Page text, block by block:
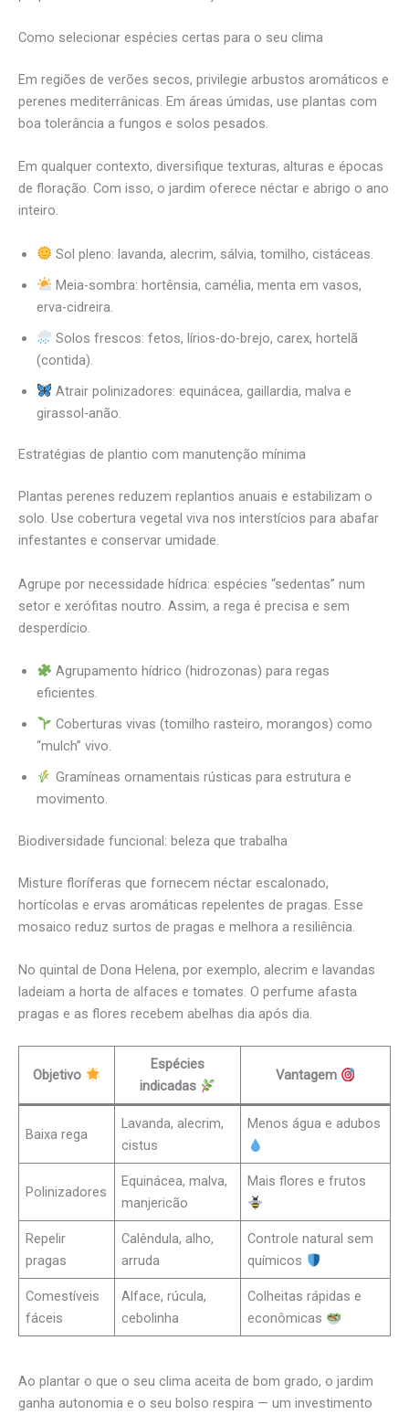
Como selecionar espécies certas para o seu clima
Em regiões de verões secos, privilegie arbustos aromáticos e
perenes mediterrânicas. Em áreas úmidas, use plantas com
boa tolerância a fungos e solos pesados.
Em qualquer contexto, diversifique texturas, alturas e épocas
de floração. Com isso, o jardim oferece néctar e abrigo o ano
inteiro.
Sol pleno: lavanda, alecrim, sálvia, tomilho, cistáceas.
Meia-sombra: hortênsia, camélia, menta em vasos,
erva-cidreira.
Solos frescos: fetos, lírios-do-brejo, carex, hortelã
(contida).
Atrair polinizadores: equinácea, gaillardia, malva e
girassol-anão.
Estratégias de plantio com manutenção mínima
Plantas perenes reduzem replantios anuais e estabilizam o
solo. Use cobertura vegetal viva nos interstícios para abafar
infestantes e conservar umidade.
Agrupe por necessidade hídrica: espécies “sedentas” num
setor e xerófitas noutro. Assim, a rega é precisa e sem
desperdício.
Agrupamento hídrico (hidrozonas) para regas
eficientes.
Coberturas vivas (tomilho rasteiro, morangos) como
“mulch” vivo.
Gramíneas ornamentais rústicas para estrutura e
movimento.
Biodiversidade funcional: beleza que trabalha
Misture floríferas que fornecem néctar escalonado,
hortícolas e ervas aromáticas repelentes de pragas. Esse
mosaico reduz surtos de pragas e melhora a resiliência.
No quintal de Dona Helena, por exemplo, alecrim e lavandas
ladeiam a horta de alfaces e tomates. O perfume afasta
pragas e as flores recebem abelhas dia após dia.
Objetivo
Espécies
indicadas
Vantagem
Baixa rega
Lavanda, alecrim,
cistus
Menos água e adubos
Polinizadores
Equinácea, malva,
manjericão
Mais flores e frutos
Repelir
pragas
Calêndula, alho,
arruda
Controle natural sem
químicos
Comestíveis
fáceis
Alface, rúcula,
cebolinha
Colheitas rápidas e
econômicas
Ao plantar o que o seu clima aceita de bom grado, o jardim
ganha autonomia e o seu bolso respira — um investimento